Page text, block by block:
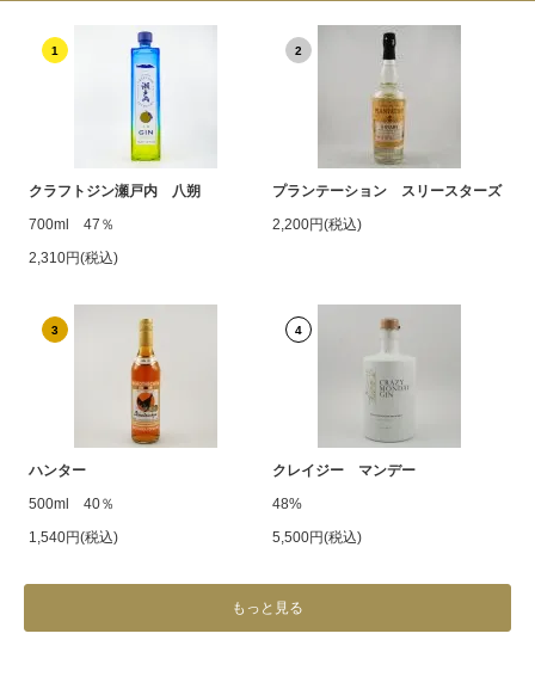
1
クラフトジン瀬戸内 八朔
700ml 47％
2,310円(税込)
2
プランテーション スリースターズ
2,200円(税込)
3
ハンター
500ml 40％
1,540円(税込)
4
クレイジー マンデー
48%
5,500円(税込)
もっと見る